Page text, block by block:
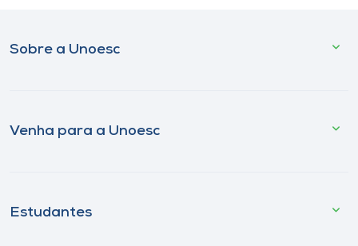
Sobre a Unoesc
Venha para a Unoesc
Estudantes